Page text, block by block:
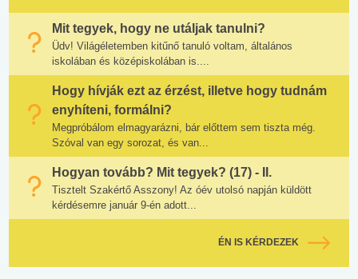
Mit tegyek, hogy ne utáljak tanulni?
Üdv! Világéletemben kitűnő tanuló voltam, általános
iskolában és középiskolában is....
Hogy hívják ezt az érzést, illetve hogy tudnám
enyhíteni, formálni?
Megpróbálom elmagyarázni, bár előttem sem tiszta még.
Szóval van egy sorozat, és van...
Hogyan tovább? Mit tegyek? (17) - II.
Tisztelt Szakértő Asszony! Az óév utolsó napján küldött
kérdésemre január 9-én adott...
ÉN IS KÉRDEZEK